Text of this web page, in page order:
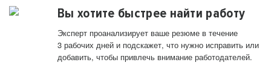
Вы хотите быстрее найти работу
Эксперт проанализирует ваше резюме в течение
3 рабочих дней и подскажет, что нужно исправить или
добавить, чтобы привлечь внимание работодателей.